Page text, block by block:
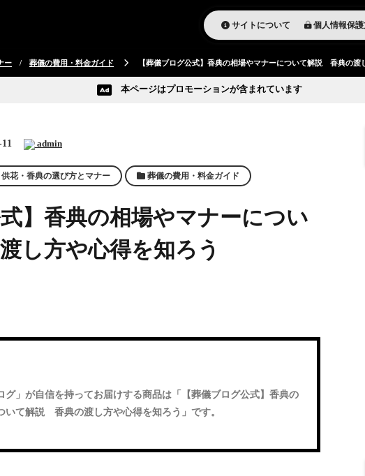
サイトについて 個人情報保護
ー / 葬儀の費用・料金ガイド 【葬儀ブログ公式】香典の相場やマナーについて解説 香典の渡
本ページはプロモーションが含まれています
11 admin
供花・香典の選び方とマナー 葬儀の費用・料金ガイド
式】香典の相場やマナーについ
し方や心得を知ろう
グ」が自信を持ってお届けする商品は「
【葬儀ブログ公式】香典の
いて解説 香典の渡し方や心得を知ろう 」です。